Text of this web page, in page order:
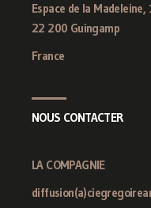
Espace de la Madeleine,
22 200 Guingamp
France
NOUS CONTACTER
LA COMPAGNIE